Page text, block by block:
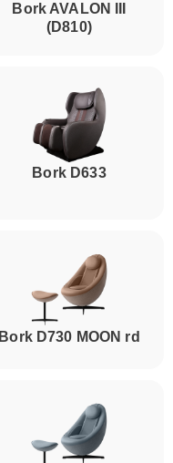
Bork AVALON III
(D810)
Bork D633
Bork D730 MOON rd